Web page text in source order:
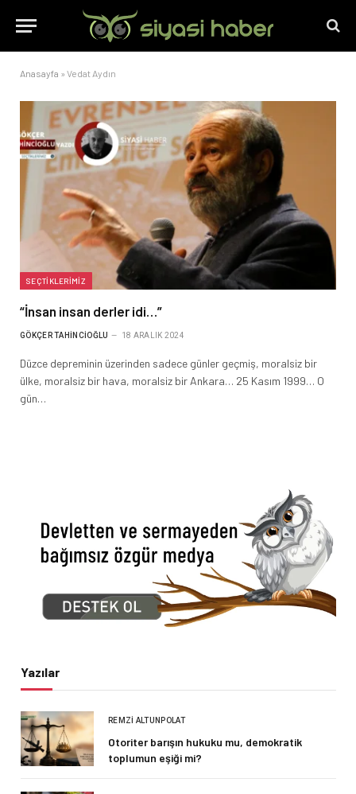
Anasayfa » Vedat Aydın
SEÇTIKLERIMIZ
“İnsan insan derler idi…”
GÖKÇER TAHINCIOĞLU 18 ARALIK 2024
Düzce depreminin üzerinden sadece günler geçmiş, moralsiz bir
ülke, moralsiz bir hava, moralsiz bir Ankara… 25 Kasım 1999… O
gün…
Yazılar
REMZI ALTUNPOLAT
Otoriter barışın hukuku mu, demokratik
toplumun eşiği mi?